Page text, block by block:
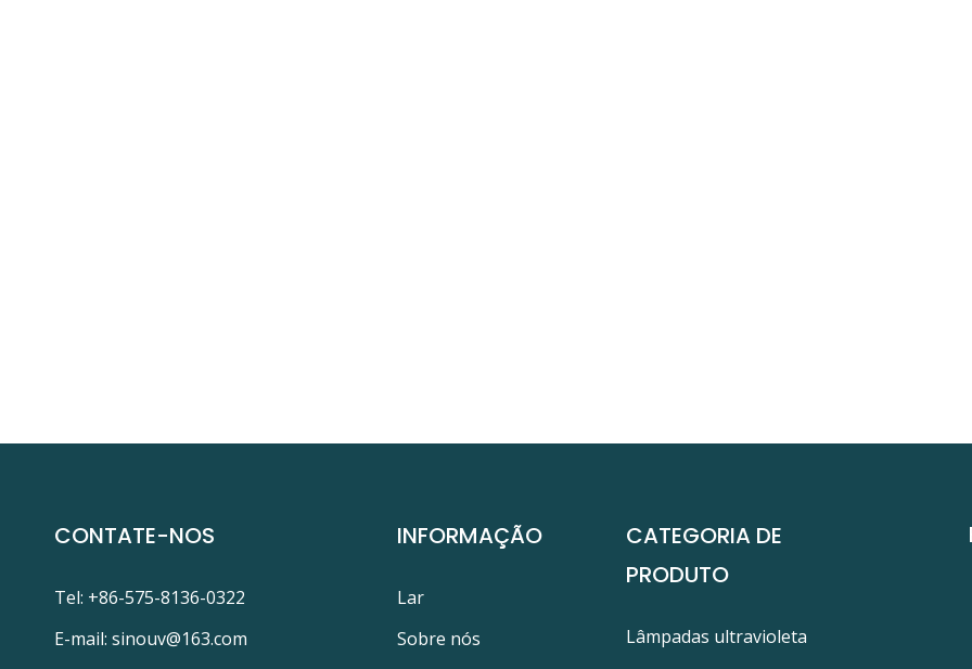
CONTATE-NOS
Tel: +86-575-8136-0322
E-mail: sinouv@163.com
INFORMAÇÃO
Lar
Sobre nós
CATEGORIA DE
PRODUTO
Lâmpadas ultravioleta